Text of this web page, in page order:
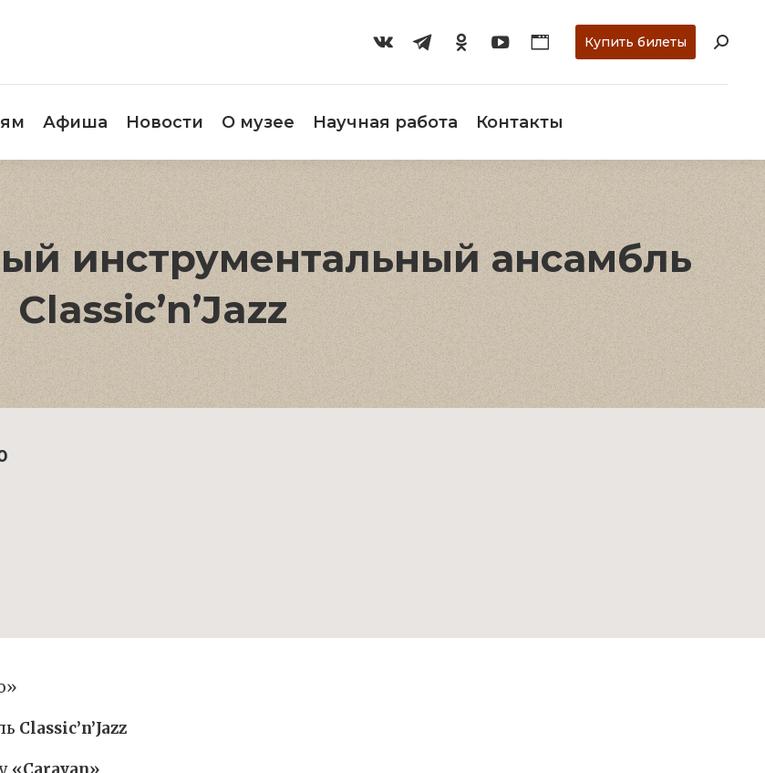
Купить билеты
Афиша Новости О музее Научная работа Контакты
инструментальный ансамбль
Classic’n’Jazz
Classic’n’Jazz
О музее Научная работа Контакты